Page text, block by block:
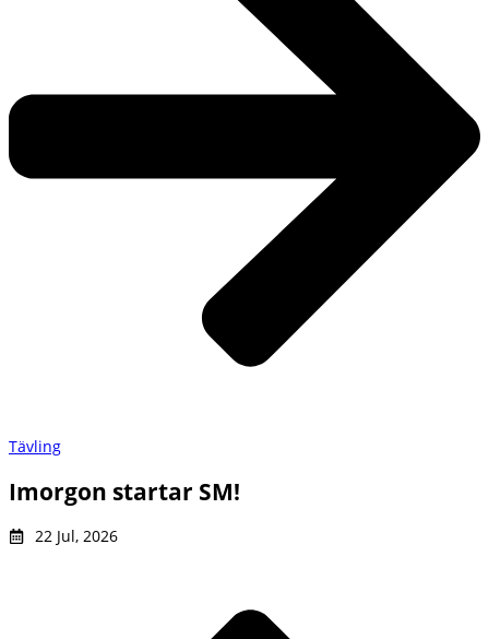
Tävling
Imorgon startar SM!
22 Jul, 2026